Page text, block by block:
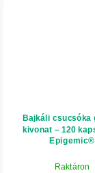
Bajkáli csucsóka
kivonat – 120
Epigemic®
Raktáron